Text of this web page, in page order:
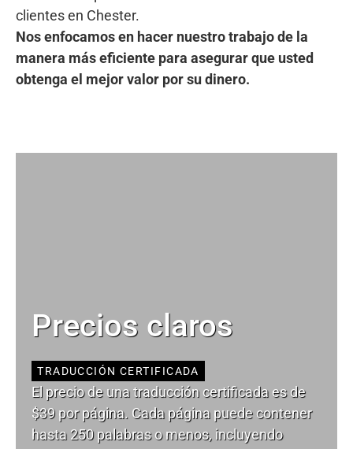
clientes en Chester.
Nos enfocamos en hacer nuestro trabajo de la
manera más eficiente para asegurar que usted
obtenga el mejor valor por su dinero.
Precios claros
TRADUCCIÓN CERTIFICADA
El precio de una traducción certificada es de
$39 por página. Cada página puede contener
hasta 250 palabras o menos, incluyendo